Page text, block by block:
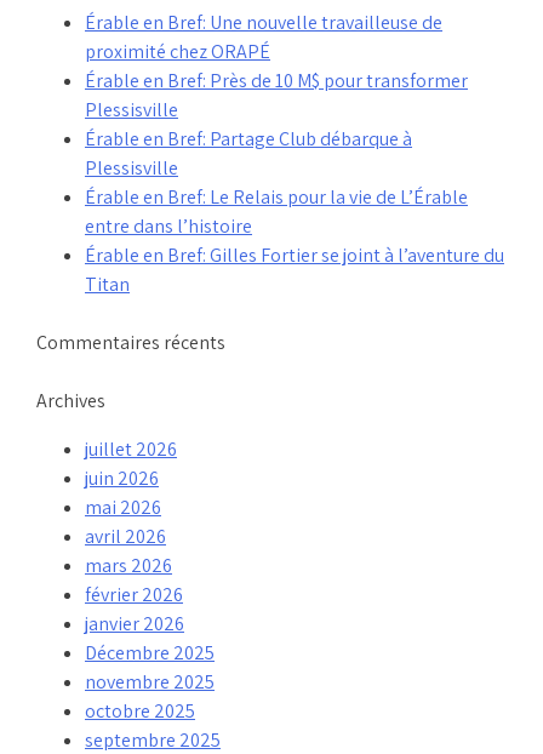
Érable en Bref: Une nouvelle travailleuse de
proximité chez ORAPÉ
Érable en Bref: Près de 10 M$ pour transformer
Plessisville
Érable en Bref: Partage Club débarque à
Plessisville
Érable en Bref: Le Relais pour la vie de L’Érable
entre dans l’histoire
Érable en Bref: Gilles Fortier se joint à l’aventure du
Titan
Commentaires récents
Archives
juillet 2026
juin 2026
mai 2026
avril 2026
mars 2026
février 2026
janvier 2026
Décembre 2025
novembre 2025
octobre 2025
septembre 2025